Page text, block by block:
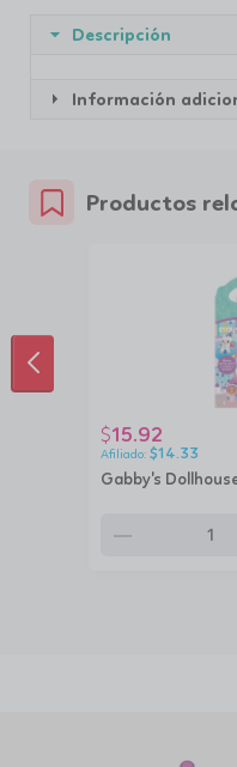
Descripción
Información
Productos
Gabby's
$15.92
$14.33
remove
ANTERIOR